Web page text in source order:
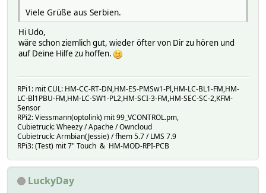
Viele Grüße aus Serbien.
Hi Udo,
wäre schon ziemlich gut, wieder öfter von Dir zu hören und
auf Deine Hilfe zu hoffen.
RPi1: mit CUL: HM-CC-RT-DN,HM-ES-PMSw1-Pl,HM-LC-BL1-FM,HM-
LC-Bl1PBU-FM,HM-LC-SW1-PL2,HM-SCI-3-FM,HM-SEC-SC-2,KFM-
Sensor
RPi2: Viessmann(optolink) mit 99_VCONTROL.pm,
Cubietruck: Wheezy / Apache / Owncloud
Cubietruck: Armbian(Jessie) / fhem 5.7 / LMS 7.9
RPi3: (Test) mit 7" Touch & HM-MOD-RPI-PCB
LuckyDay